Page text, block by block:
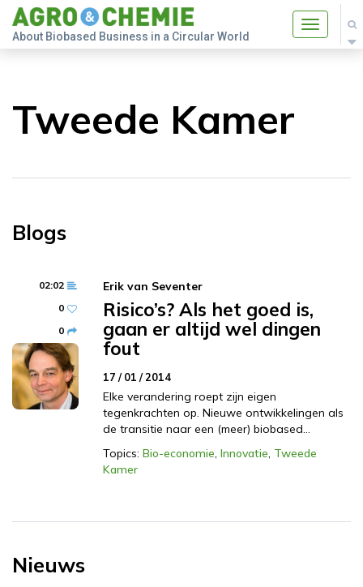
Toggle
About Biobased Business in a Circular World
Tweede Kamer
Blogs
02:02
0
0
Erik van Seventer
Risico’s? Als het goed is,
gaan er altijd wel dingen
fout
17 / 01 / 2014
Elke verandering roept zijn eigen
tegenkrachten op. Nieuwe ontwikkelingen als
de transitie naar een (meer) biobased…
Topics: Bio-economie, Innovatie, Tweede
Kamer
Nieuws